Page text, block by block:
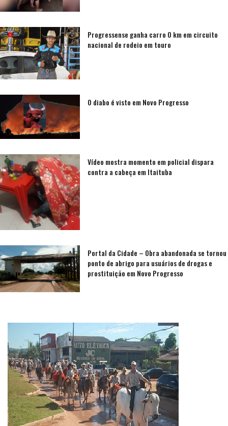
Progressense ganha carro 0 km em circuito
nacional de rodeio em touro
O diabo é visto em Novo Progresso
Vídeo mostra momento em policial dispara
contra a cabeça em Itaituba
Portal da Cidade – Obra abandonada se tornou
ponto de abrigo para usuários de drogas e
prostituição em Novo Progresso